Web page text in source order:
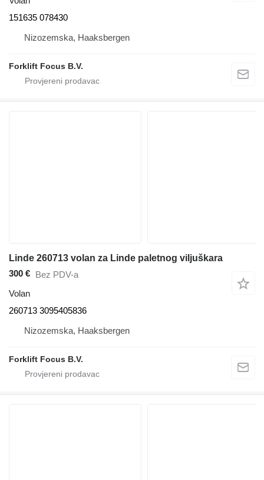
151635 078430
Nizozemska, Haaksbergen
Forklift Focus B.V.
Linde 260713 volan za Linde paletnog viljuškara
300 € Bez PDV-a
Volan
260713 3095405836
Nizozemska, Haaksbergen
Forklift Focus B.V.